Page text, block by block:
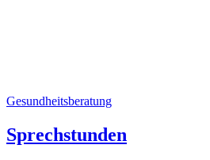
Gesundheitsberatung
Sprechstunden